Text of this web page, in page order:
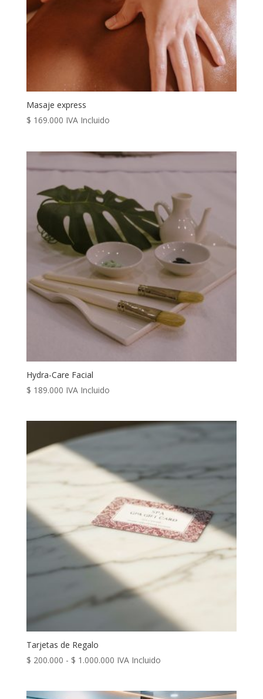
Masaje express
$ 169.000 IVA Incluido
Hydra-Care Facial
$ 189.000 IVA Incluido
Tarjetas de Regalo
$ 200.000 - $ 1.000.000Rango
IVA Incluido